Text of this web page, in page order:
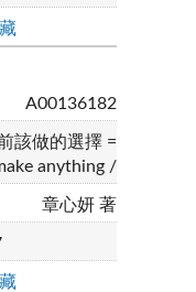
A00136182
該做的選擇 =
anything /
章心妍 著